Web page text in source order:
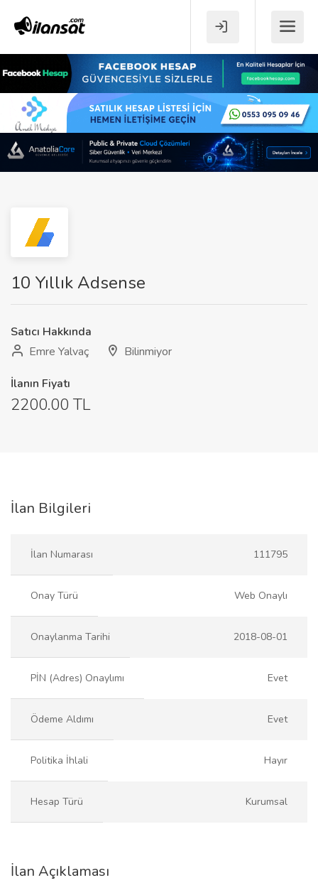
10 Yıllık Adsense
Satıcı Hakkında
Emre Yalvaç
Bilinmiyor
İlanın Fiyatı
2200.00 TL
İlan Bilgileri
İlan Numarası 111795
Onay Türü Web Onaylı
Onaylanma Tarihi 2018-08-01
PİN (Adres) Onaylımı Evet
Ödeme Aldımı Evet
Politika İhlali Hayır
Hesap Türü Kurumsal
İlan Açıklaması